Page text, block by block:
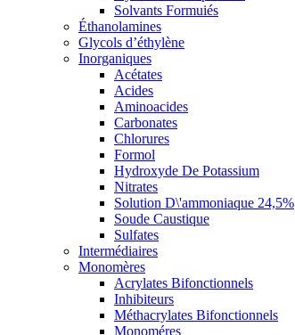
Solvants Formuiés
Éthanolamines
Glycols d’éthylène
Inorganiques
Acétates
Acides
Aminoacides
Carbonates
Chlorures
Formol
Hydroxyde De Potassium
Nitrates
Solution D\'ammoniaque 24,5%
Soude Caustique
Sulfates
Intermédiaires
Monomères
Acrylates Bifonctionnels
Inhibiteurs
Méthacrylates Bifonctionnels
Monoméres